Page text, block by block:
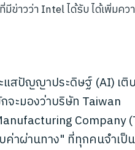
ข่าวว่า Intel ได้รับ ได้เพิ่มคว
แสปัญญาประดิษฐ์ (AI) เติ
จะมองว่าบริษัท Taiwan
Company
ค่าผ่านทาง" ที่ทุกคนจำเป็